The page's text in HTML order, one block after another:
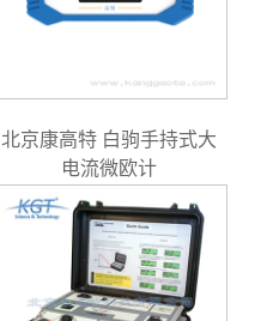
北京康高特 白驹手持式大
电流微欧计